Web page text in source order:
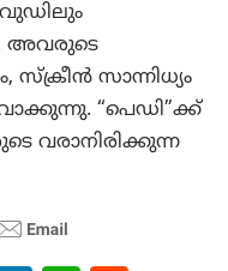
അവരുടെ
സ്‌ക്രീൻ സാന്നിധ്യം
“പെഡി”ക്ക്
വരാനിരിക്കുന്ന